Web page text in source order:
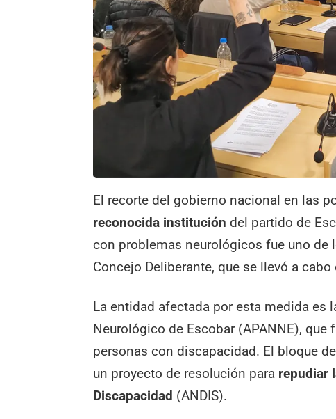
El recorte del gobierno nacional en las
reconocida institución del partido de
con problemas neurológicos fue uno
Concejo Deliberante, que se llevó a
La entidad afectada por esta medida es
Neurológico de Escobar (APANNE),
personas con discapacidad. El bloque
un proyecto de resolución para repudiar
Discapacidad (ANDIS).